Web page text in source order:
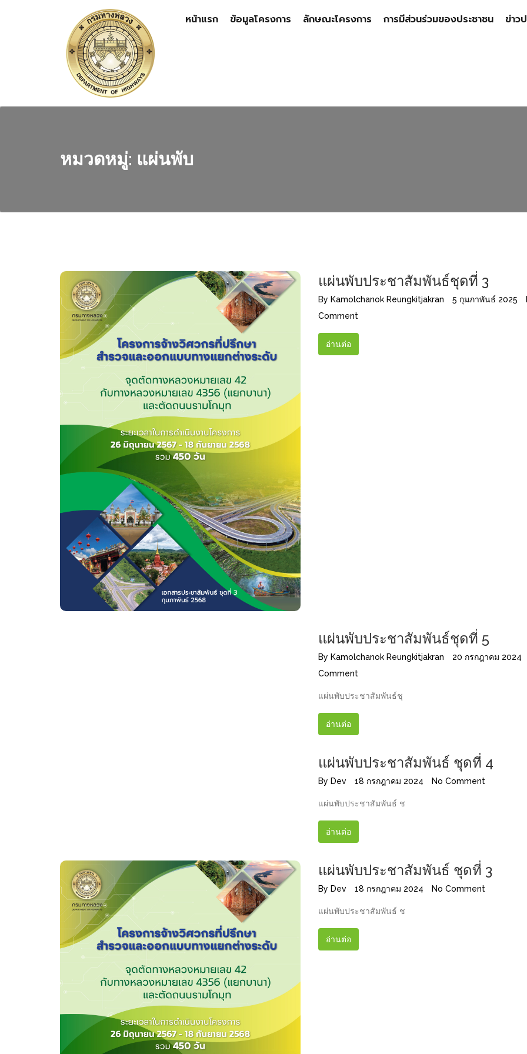
หน้าแรก ข้อมูลโครงการ ลักษณะโครงการ การมีส่วนร่วมของประชาชน ข่าว
หมวดหมู่: แผ่นพับ
แผ่นพับประชาสัมพันธ์ชุดที่ 3
By Kamolchanok Reungkitjakran 5 กุมภาพันธ์ 2025
Comment
อ่านต่อ
แผ่นพับประชาสัมพันธ์ชุดที่ 5
By Kamolchanok Reungkitjakran
20 กรกฎาคม 2024
Comment
แผ่นพับประชาสัมพันธ์ชุ
อ่านต่อ
แผ่นพับประชาสัมพันธ์ ชุดที่ 4
By Dev 18 กรกฎาคม 2024 No Comment
แผ่นพับประชาสัมพันธ์ ช
อ่านต่อ
แผ่นพับประชาสัมพันธ์ ชุดที่ 3
By Dev 18 กรกฎาคม 2024 No Comment
แผ่นพับประชาสัมพันธ์ ช
อ่านต่อ